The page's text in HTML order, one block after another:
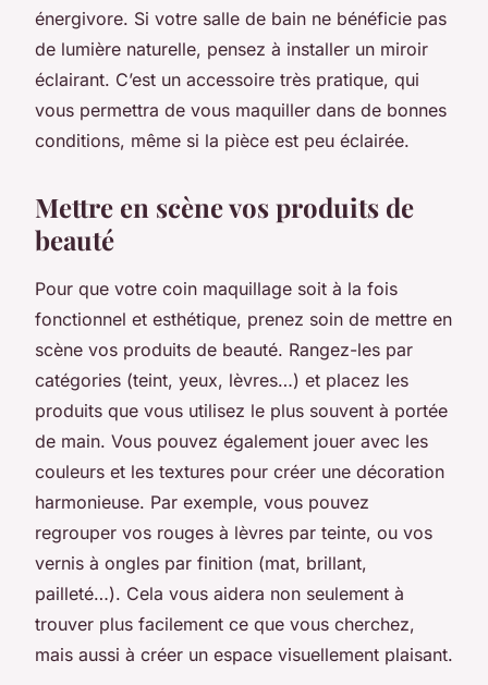
énergivore. Si votre salle de bain ne bénéficie pas
de lumière naturelle, pensez à installer un miroir
éclairant. C’est un accessoire très pratique, qui
vous permettra de vous maquiller dans de bonnes
conditions, même si la pièce est peu éclairée.
Mettre en scène vos produits de
beauté
Pour que votre coin maquillage soit à la fois
fonctionnel et esthétique, prenez soin de mettre en
scène vos produits de beauté. Rangez-les par
catégories (teint, yeux, lèvres…) et placez les
produits que vous utilisez le plus souvent à portée
de main. Vous pouvez également jouer avec les
couleurs et les textures pour créer une décoration
harmonieuse. Par exemple, vous pouvez
regrouper vos rouges à lèvres par teinte, ou vos
vernis à ongles par finition (mat, brillant,
pailleté…). Cela vous aidera non seulement à
trouver plus facilement ce que vous cherchez,
mais aussi à créer un espace visuellement plaisant.